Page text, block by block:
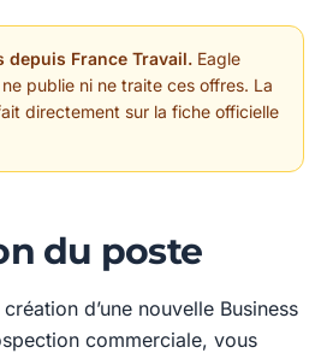
depuis France Travail. Eagle
publie ni ne traite ces offres. La
directement sur la fiche officielle
du poste
d’une nouvelle Business
commerciale, vous